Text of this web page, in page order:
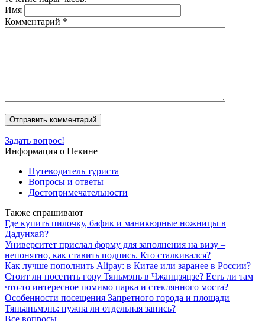
Имя
Комментарий *
Задать вопрос!
Информация о Пекине
Путеводитель туриста
Вопросы и ответы
Достопримечательности
Также спрашивают
Где купить пилочку, бафик и маникюрные ножницы в
Дадунхай?
Университет прислал форму для заполнения на визу –
непонятно, как ставить подпись. Кто сталкивался?
Как лучше пополнить Alipay: в Китае или заранее в России?
Стоит ли посетить гору Тяньмэнь в Чжанцзяцзе? Есть ли там
что-то интересное помимо парка и стеклянного моста?
Особенности посещения Запретного города и площади
Тяньаньмэнь: нужна ли отдельная запись?
Все вопросы